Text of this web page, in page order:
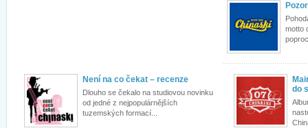
motto
do
Není na co čekat – recenze
Dlouho se čekalo na studiovou novinku
od jedné z nejpopulárnějších
tuzemských formací...